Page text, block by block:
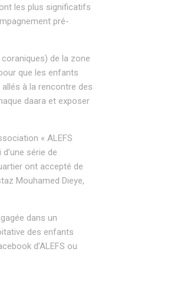
les plus significatifs
pré-
de la zone
que les enfants
à la rencontre des
daara et exposer
« ALEFS
série de
ont accepté de
Mouhamed Dieye,
dans un
des enfants
d’ALEFS ou